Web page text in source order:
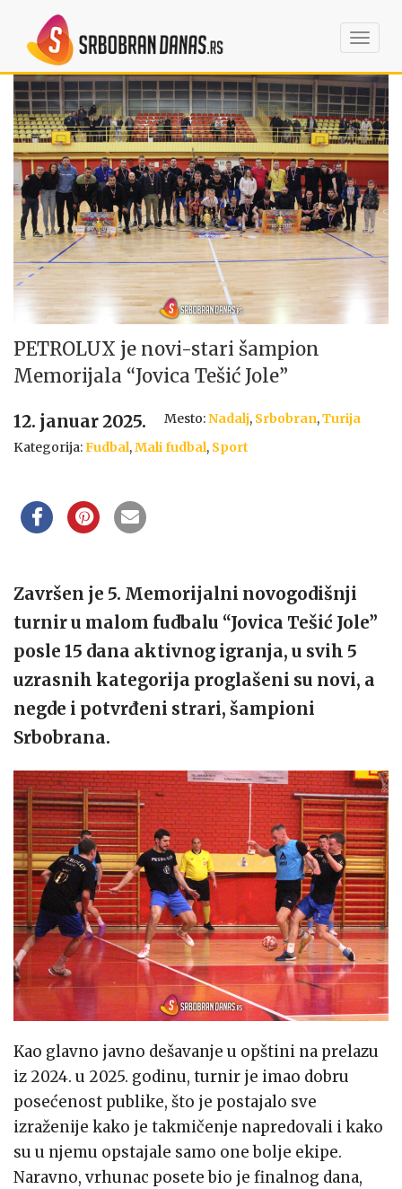
PETROLUX je novi-stari šampion
Memorijala “Jovica Tešić Jole”
12. januar 2025. Mesto:Nadalj, Srbobran,Turija
Kategorija:Fudbal,Mali fudbal, Sport
Završen je 5. Memorijalni novogodišnji
turnir u malom fudbalu “Jovica Tešić Jole”
posle 15 dana aktivnog igranja, u svih 5
uzrasnih kategorija proglašeni su novi, a
negde i potvrđeni strari, šampioni
Srbobrana.
Kao glavno javno dešavanje u opštini na prelazu
iz 2024. u 2025. godinu, turnir je imao dobru
posećenost publike, što je postajalo sve
izraženije kako je takmičenje napredovali i kako
su u njemu opstajale samo one bolje ekipe.
Naravno, vrhunac posete bio je finalnog dana,